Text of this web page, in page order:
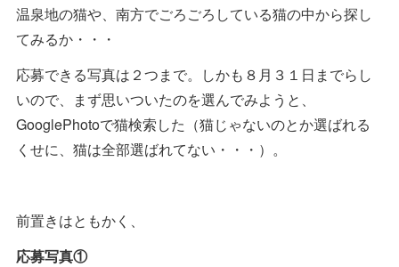
温泉地の猫や、南方でごろごろしている猫の中から探し
てみるか・・・
応募できる写真は２つまで。しかも８月３１日までらし
いので、まず思いついたのを選んでみようと、
GooglePhotoで猫検索した（猫じゃないのとか選ばれる
くせに、猫は全部選ばれてない・・・）。
前置きはともかく、
応募写真①